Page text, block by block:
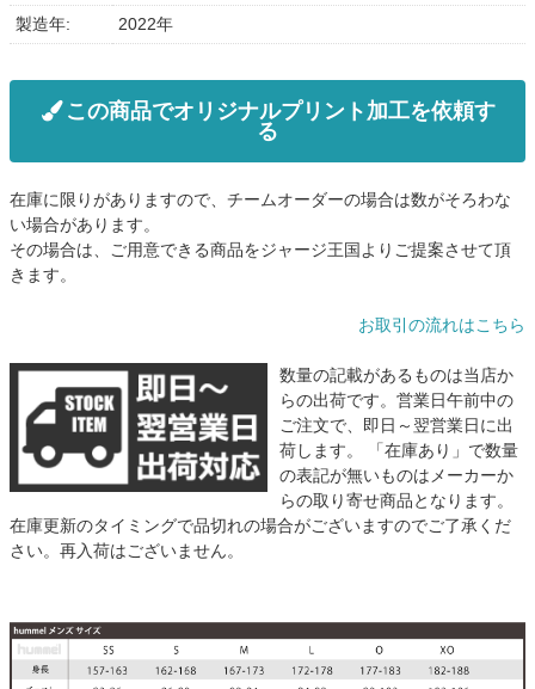
製造年: 2022年
この商品でオリジナルプリント加工を依頼す
る
在庫に限りがありますので、チームオーダーの場合は数がそろわな
い場合があります。
その場合は、ご用意できる商品をジャージ王国よりご提案させて頂
きます。
お取引の流れはこちら
数量の記載があるものは当店か
らの出荷です。営業日午前中の
ご注文で、即日～翌営業日に出
荷します。 「在庫あり」で数量
の表記が無いものはメーカーか
らの取り寄せ商品となります。
在庫更新のタイミングで品切れの場合がございますのでご了承くだ
さい。再入荷はございません。